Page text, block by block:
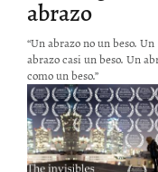
film
abrazo
“Un abrazo no un beso. Un
abrazo casi un beso. Un
como un beso.”
The invisibles